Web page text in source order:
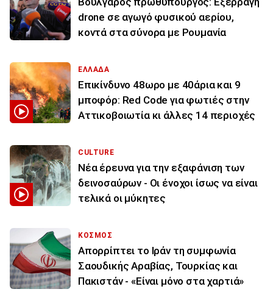
drone σε αγωγό φυσικού αερίου,
κοντά στα σύνορα με Ρουμανία
ΕΛΛΑΔΑ
Επικίνδυνο 48ωρο με 40άρια και 9
μποφόρ: Red Code για φωτιές στην
Αττικοβοιωτία κι άλλες 14 περιοχές
CULTURE
Νέα έρευνα για την εξαφάνιση των
δεινοσαύρων - Οι ένοχοι ίσως να είναι
τελικά οι μύκητες
ΚΟΣΜΟΣ
Απορρίπτει το Ιράν τη συμφωνία
Σαουδικής Αραβίας, Τουρκίας και
Πακιστάν - «Είναι μόνο στα χαρτιά»